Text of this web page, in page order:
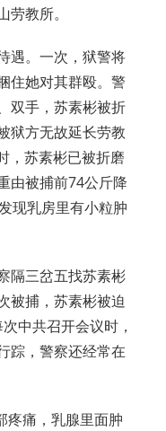
教所。
遇。一次，狱警将
住她对其群殴。警
双手，苏素彬被折
狱方无故延长劳教
，苏素彬已被折磨
由被捕前74公斤降
现乳房里有小粒肿
隔三岔五找苏素彬
被捕，苏素彬被迫
中共召开会议时，
踪，警察还经常在
疼痛，乳腺里面肿